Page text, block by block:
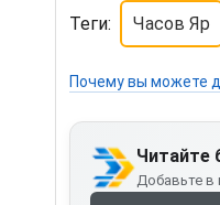
Теги: Часов Яр
Почему вы можете
Читайте
Добавьте в